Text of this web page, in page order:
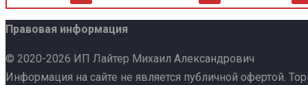
Правовая информация
© 2020-2026 ИП Лайтер Михаил Александрович
Информация на сайте не является публичной офертой.